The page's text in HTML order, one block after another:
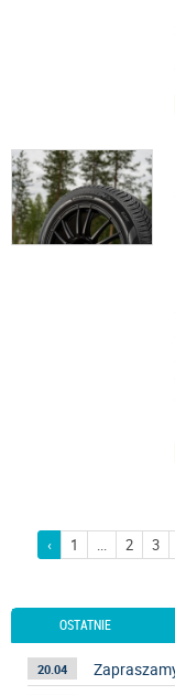
‹ 1 ... 2 3
OSTATNIE
20.04